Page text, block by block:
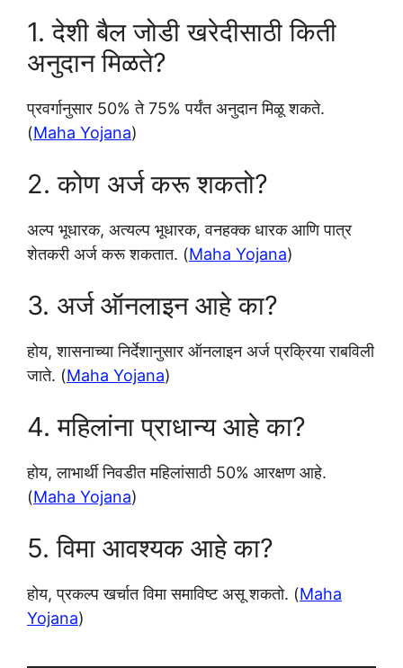
1. देशी बैल जोडी खरेदीसाठी किती
अनुदान मिळते?
प्रवर्गानुसार 50% ते 75% पर्यंत अनुदान मिळू शकते.
(Maha Yojana)
2. कोण अर्ज करू शकतो?
अल्प भूधारक, अत्यल्प भूधारक, वनहक्क धारक आणि पात्र
शेतकरी अर्ज करू शकतात. (Maha Yojana)
3. अर्ज ऑनलाइन आहे का?
होय, शासनाच्या निर्देशानुसार ऑनलाइन अर्ज प्रक्रिया राबविली
जाते. (Maha Yojana)
4. महिलांना प्राधान्य आहे का?
होय, लाभार्थी निवडीत महिलांसाठी 50% आरक्षण आहे.
(Maha Yojana)
5. विमा आवश्यक आहे का?
होय, प्रकल्प खर्चात विमा समाविष्ट असू शकतो. (Maha
Yojana)